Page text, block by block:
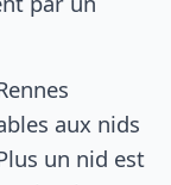
aux nids
un nid est